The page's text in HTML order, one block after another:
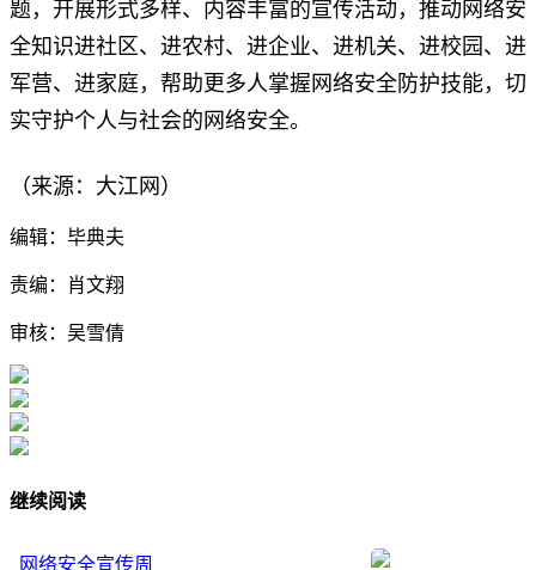
题，开展形式多样、内容丰富的宣传活动，推动网络安
全知识进社区、进农村、进企业、进机关、进校园、进
军营、进家庭，帮助更多人掌握网络安全防护技能，切
实守护个人与社会的网络安全。
（来源：大江网）
编辑：毕典夫
责编：肖文翔
审核：吴雪倩
继续阅读
网络安全宣传周